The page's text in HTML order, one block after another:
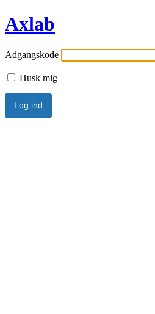
Axlab
Adgangskode
Husk mig